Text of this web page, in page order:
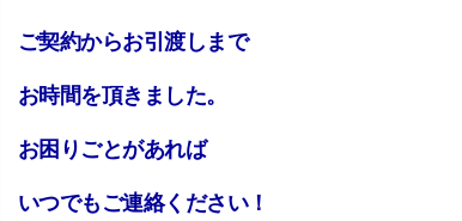
ご契約からお引渡しまで
お時間を頂きました。
お困りごとがあれば
いつでもご連絡ください！